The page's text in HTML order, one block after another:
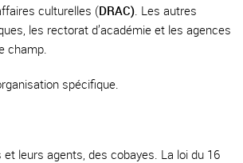
culturelles (DRAC). Les autres
les rectorat d’académie et les agences
champ.
spécifique.
et leurs agents, des cobayes. La loi du 16